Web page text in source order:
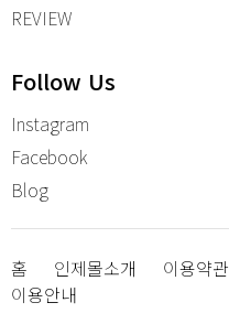
REVIEW
Follow Us
Instagram
Facebook
Blog
홈 인제몰소개 이용약관
이용안내